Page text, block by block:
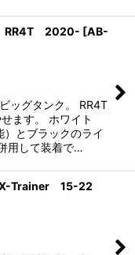
RR4T 2020- [AB-
グタンク。 RR4T
ます。 ホワイト
）とブラックのライ
用して装着で…
Trainer 15-22